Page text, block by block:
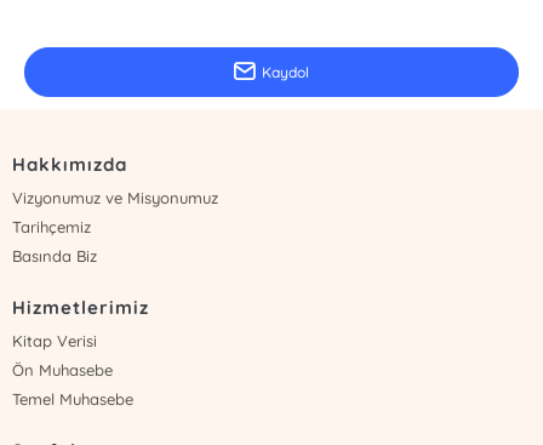
Kaydol
Hakkımızda
Vizyonumuz ve Misyonumuz
Tarihçemiz
Basında Biz
Hizmetlerimiz
Kitap Verisi
Ön Muhasebe
Temel Muhasebe